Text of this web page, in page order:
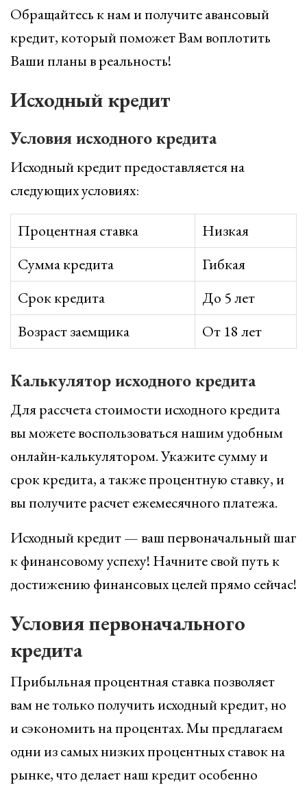
Обращайтесь к нам и получите авансовый
кредит, который поможет Вам воплотить
Ваши планы в реальность!
Исходный кредит
Условия исходного кредита
Исходный кредит предоставляется на
следующих условиях:
Процентная ставка
Низкая
Сумма кредита
Гибкая
Срок кредита
До 5 лет
Возраст заемщика
От 18 лет
Калькулятор исходного кредита
Для рассчета стоимости исходного кредита
вы можете воспользоваться нашим удобным
онлайн-калькулятором. Укажите сумму и
срок кредита, а также процентную ставку, и
вы получите расчет ежемесячного платежа.
Исходный кредит — ваш первоначальный шаг
к финансовому успеху! Начните свой путь к
достижению финансовых целей прямо сейчас!
Условия первоначального
кредита
Прибыльная процентная ставка позволяет
вам не только получить исходный кредит, но
и сэкономить на процентах. Мы предлагаем
одни из самых низких процентных ставок на
рынке, что делает наш кредит особенно